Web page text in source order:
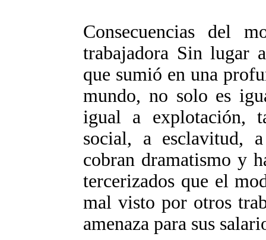
Consecuencias del
trabajadora Sin lugar
que sumió en una
mundo, no solo es
igual a explotación,
social, a esclavitud,
cobran dramatismo y
tercerizados que el
mal visto por otros
amenaza para sus